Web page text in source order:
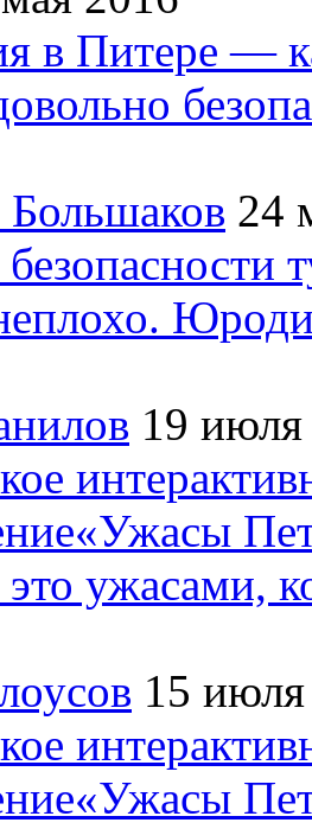
в Питере —
24
безопасности
19
это ужасами,
15